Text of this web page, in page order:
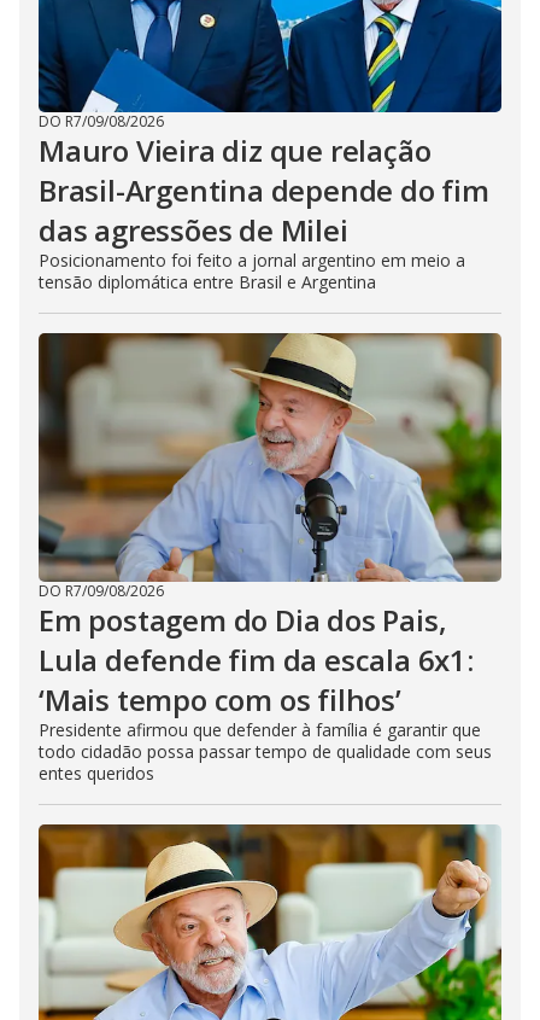
DO R7/09/08/2026
Mauro Vieira diz que relação
Brasil-Argentina depende do fim
das agressões de Milei
Posicionamento foi feito a jornal argentino em meio a
tensão diplomática entre Brasil e Argentina
DO R7/09/08/2026
Em postagem do Dia dos Pais,
Lula defende fim da escala 6x1:
‘Mais tempo com os filhos’
Presidente afirmou que defender à família é garantir que
todo cidadão possa passar tempo de qualidade com seus
entes queridos